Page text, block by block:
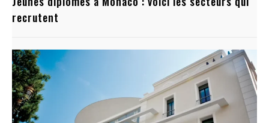
recrutent